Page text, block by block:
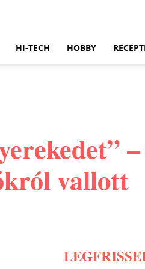
HI-TECH HOBBY
vallott